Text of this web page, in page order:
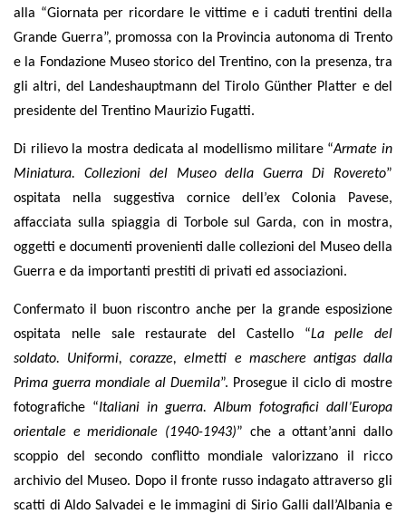
alla “Giornata per ricordare le vittime e i caduti trentini della
Grande Guerra”, promossa con la Provincia autonoma di Trento
e la Fondazione Museo storico del Trentino, con la presenza, tra
gli altri, del Landeshauptmann del Tirolo Günther Platter e del
presidente del Trentino Maurizio Fugatti.
Di rilievo la mostra dedicata al modellismo militare “Armate in
Miniatura. Collezioni del Museo della Guerra Di Rovereto”
ospitata nella suggestiva cornice dell’ex Colonia Pavese,
affacciata sulla spiaggia di Torbole sul Garda, con in mostra,
oggetti e documenti provenienti dalle collezioni del Museo della
Guerra e da importanti prestiti di privati ed associazioni.
Confermato il buon riscontro anche per la grande esposizione
ospitata nelle sale restaurate del Castello “La pelle del
soldato. Uniformi, corazze, elmetti e maschere antigas dalla
Prima guerra mondiale al Duemila”. Prosegue il ciclo di mostre
fotografiche “Italiani in guerra. Album fotografici dall’Europa
orientale e meridionale (1940-1943)” che a ottant’anni dallo
scoppio del secondo conflitto mondiale valorizzano il ricco
archivio del Museo. Dopo il fronte russo indagato attraverso gli
scatti di Aldo Salvadei e le immagini di Sirio Galli dall’Albania e